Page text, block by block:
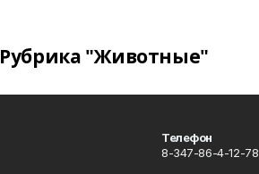
Рубрика "Животные"
Телефон
8-347-86-4-12-78